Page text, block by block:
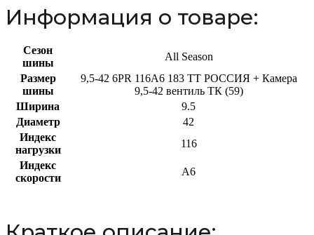
Информация о товаре:
Сезон
шины
All Season
Размер
шины
9,5-42 6PR 116A6 183 TT РОССИЯ + Камера
9,5-42 вентиль ТК (59)
Ширина
9.5
Диаметр
42
Индекс
нагрузки
116
Индекс
скорости
A6